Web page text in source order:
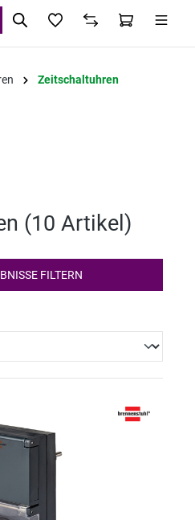
Zeitschaltuhren
(10 Artikel )
FILTERN